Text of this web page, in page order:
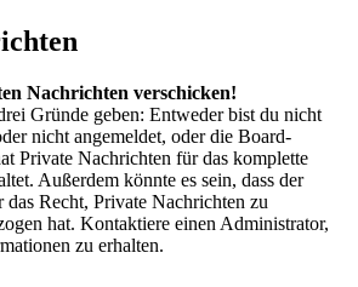
Nachrichten verschicken!
Gründe geben: Entweder bist du nicht
nicht angemeldet, oder die Board-
Private Nachrichten für das komplette
Außerdem könnte es sein, dass der
Recht, Private Nachrichten zu
hat. Kontaktiere einen Administrator,
zu erhalten.